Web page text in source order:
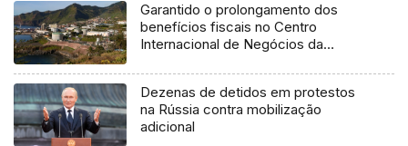
Garantido o prolongamento dos
benefícios fiscais no Centro
Internacional de Negócios da
Dezenas de detidos em protestos
na Rússia contra mobilização
adicional